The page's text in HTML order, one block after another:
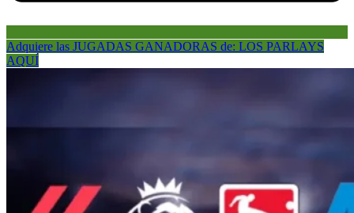
Adquiere las JUGADAS GANADORAS de: LOS PARLAYS
AQUÍ